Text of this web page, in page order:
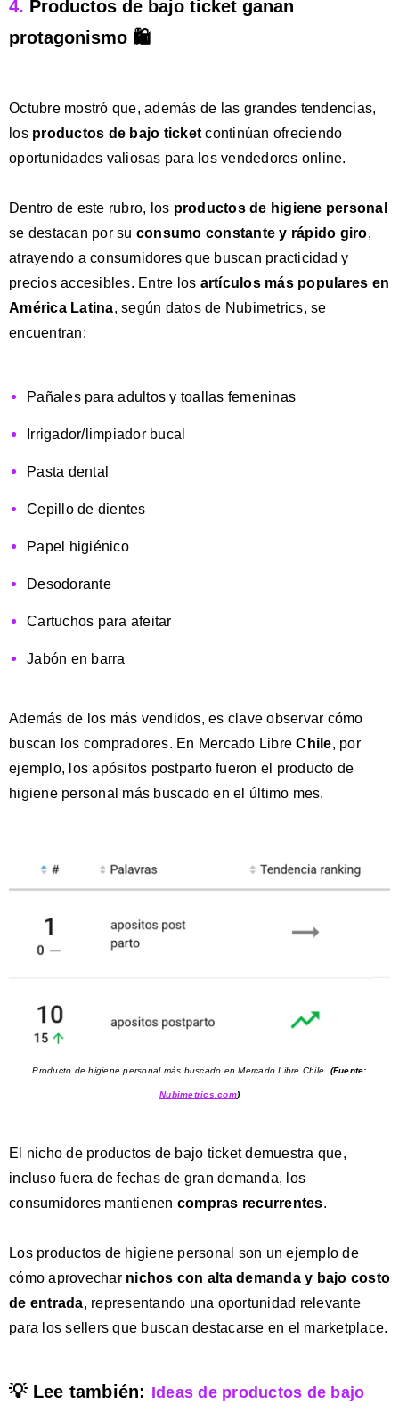
4. Productos de bajo ticket ganan
protagonismo 🛍️
Octubre mostró que, además de las grandes tendencias,
los productos de bajo ticketcontinúan ofreciendo
oportunidades valiosas para los vendedores online.
Dentro de este rubro, los productos de higiene personal
se destacan por su consumo constante y rápido giro,
atrayendo a consumidores que buscan practicidad y
precios accesibles. Entre los artículos más populares en
América Latina, según datos de Nubimetrics, se
encuentran:
Pañales para adultos y toallas femeninas
Irrigador/limpiador bucal
Pasta dental
Cepillo de dientes
Papel higiénico
Desodorante
Cartuchos para afeitar
Jabón en barra
Además de los más vendidos, es clave observar cómo
buscan los compradores. En Mercado LibreChile, por
ejemplo, losapósitos postpartofueron el producto de
higiene personal más buscado en el último mes.
Producto de higiene personal más buscado en Mercado Libre Chile (Fuente:
Nubimetrics.com)
El nicho de productos de bajo ticket demuestra que,
incluso fuera de fechas de gran demanda, los
consumidores mantienen compras recurrentes.
Los productos de higiene personal son un ejemplo de
cómo aprovechar nichos con alta demanda y bajo costo
de entrada, representando una oportunidad relevante
para los sellers que buscan destacarse en el marketplace.
💡 Lee también: Ideas de productos de bajo